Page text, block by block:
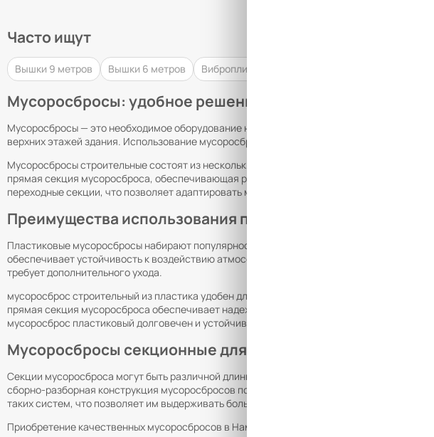
Часто ищут
Вышки 9 метров Вышки 6 метров Виброплиты 80 кг
Мусоросбросы: удобное решение для строительства
Мусоросбросы — это необходимое оборудование на любой строительной площадке, где
верхних этажей здания. Использование мусоросбросов значительно сокращает время
Мусоросбросы строительные состоят из нескольких секций, которые легко
прямая секция мусоросброса, обеспечивающая равномерное прохождение мусора по
переходные секции, что позволяет адаптировать мусоросброс под конкретные условия
Преимущества использования пластиковых
Пластиковые мусоросбросы набирают популярность благодаря своим
обеспечивает устойчивость к воздействию атмосферных явлений, что особенно важно
требует дополнительного ухода.
мусоросброс строительный из пластика удобен для многоэтажных строек;
прямая секция мусоросброса обеспечивает надежное скольжение мусора;
мусоросброс пластиковый долговечен и устойчив к износу.
Мусоросбросы секционные для разных типов объектов
Секции мусоросброса могут быть различной длины и диаметра, что позволяет
сборно-разборная конструкция мусоросбросов позволяет быстро изменять их
таких систем, что позволяет им выдерживать большие объемы строительного мусора.
Приобретение качественных мусоросбросов в Намангане позволяет обеспечить